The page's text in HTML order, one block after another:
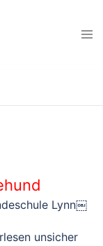
Lynn￼
unsicher